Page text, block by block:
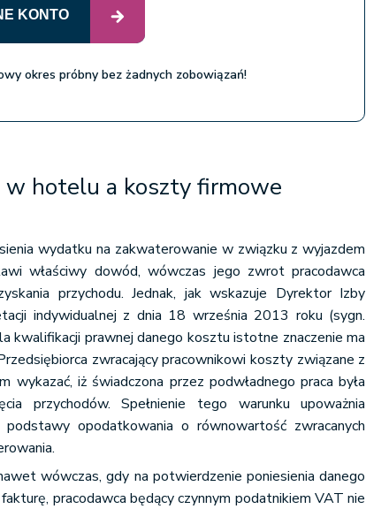
KONTO
okres próbny bez żadnych zobowiązań!
w hotelu a koszty firmowe
wydatku na zakwaterowanie w związku z wyjazdem
właściwy dowód, wówczas jego zwrot pracodawca
przychodu. Jednak, jak wskazuje Dyrektor Izby
indywidualnej z dnia 18 września 2013 roku (sygn.
prawnej danego kosztu istotne znaczenie ma
zwracający pracownikowi koszty związane z
iż świadczona przez podwładnego praca była
przychodów. Spełnienie tego warunku upoważnia
podstawy opodatkowania o równowartość zwracanych
wówczas, gdy na potwierdzenie poniesienia danego
pracodawca będący czynnym podatnikiem VAT nie